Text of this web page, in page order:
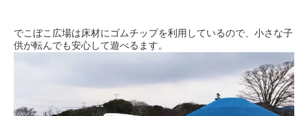
でこぼこ広場は床材にゴムチップを利用しているので、小さな子
供が転んでも安心して遊べるます。